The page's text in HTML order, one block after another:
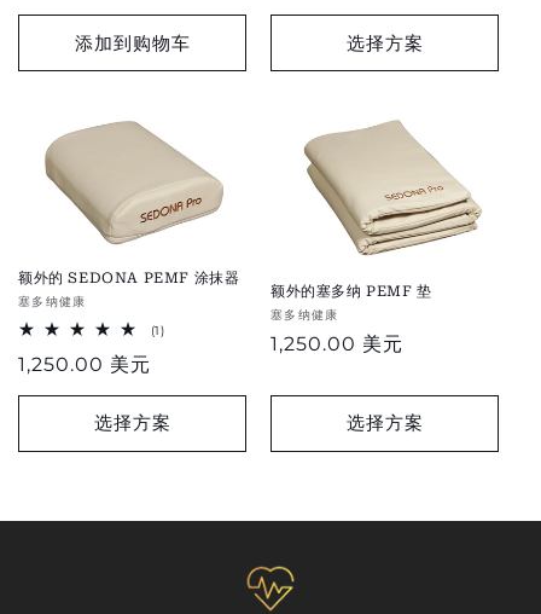
常
格
添加到购物车
常
格
选择方案
额外的 SEDONA PEMF 涂抹器
供
应
商：
塞多纳健康
(1)1
正
常
格
1,250.00 美元
选择方案
额外的塞多纳 PEMF 垫
供
应
塞多纳健康
正
价
1,250.00 美元
选择方案